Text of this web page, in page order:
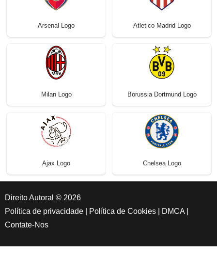
Arsenal Logo Atletico Madrid Logo
Milan Logo Borussia Dortmund Logo
Ajax Logo Chelsea Logo
Direito Autoral © 2026
Política de privacidade
Política de Cookies DMCA
Contate-Nos